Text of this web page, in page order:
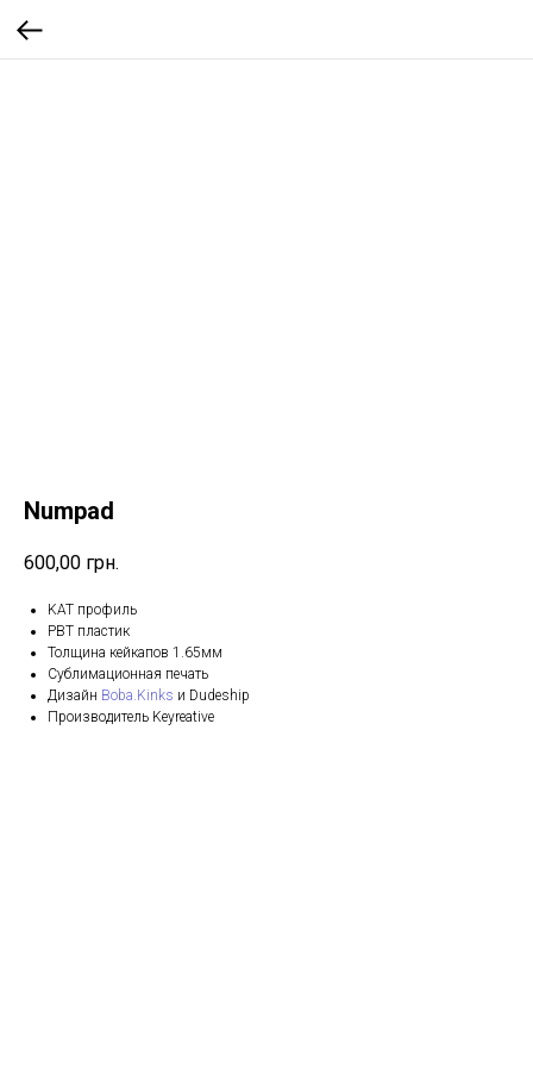
Numpad
600,00 грн.
KAT профиль
PBT пластик
Толщина кейкапов 1.65мм
Сублимационная печать
Дизайн Boba.Kinks и Dudeship
Производитель Keyreative